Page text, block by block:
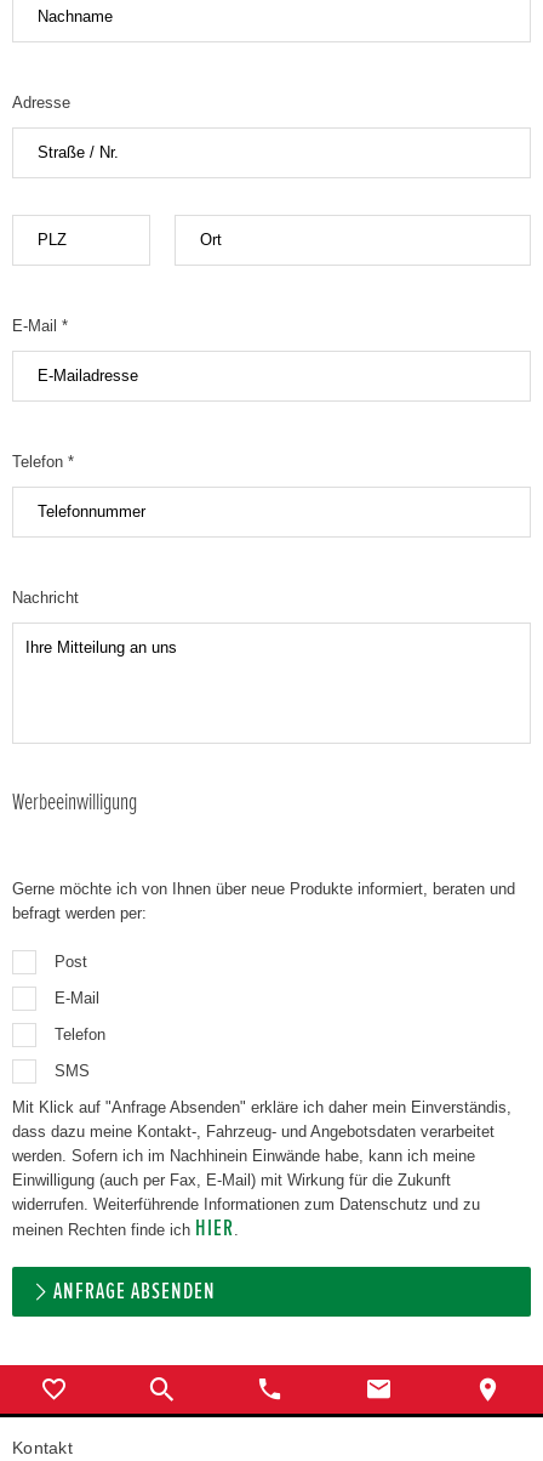
Adresse
E-Mail *
Telefon *
Nachricht
Werbeeinwilligung
Gerne möchte ich von Ihnen über neue Produkte informiert, beraten und
befragt werden per:
Post
E-Mail
Telefon
SMS
Mit Klick auf "Anfrage Absenden" erkläre ich daher mein Einverständis,
dass dazu meine Kontakt-, Fahrzeug- und Angebotsdaten verarbeitet
werden. Sofern ich im Nachhinein Einwände habe, kann ich meine
Einwilligung (auch per Fax, E-Mail) mit Wirkung für die Zukunft
widerrufen. Weiterführende Informationen zum Datenschutz und zu
meinen Rechten finde ich HIER.
ANFRAGE ABSENDEN
Kontakt